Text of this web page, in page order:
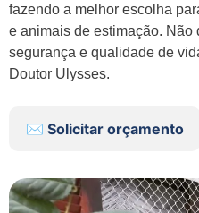
fazendo a melhor escolha
e animais de estimação.
segurança e qualidade de
Doutor Ulysses.
✉️ Solicitar orçamento